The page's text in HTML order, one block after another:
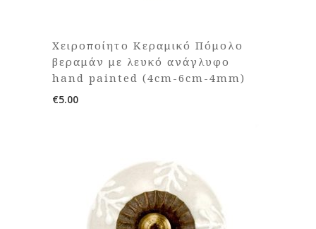
Χειροποίητο Κεραμικό Πόμολο
βεραμάν με λευκό ανάγλυφο
hand painted (4cm-6cm-4mm)
€5.00